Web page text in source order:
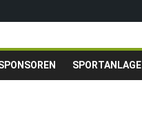
SPORTANLAGE